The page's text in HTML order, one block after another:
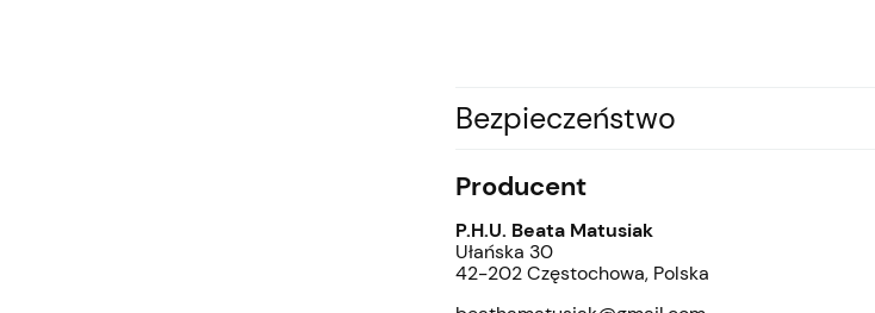
Bezpieczeństwo
Producent
P.H.U. Beata Matusiak
Ułańska 30
42-202 Częstochowa, Polska